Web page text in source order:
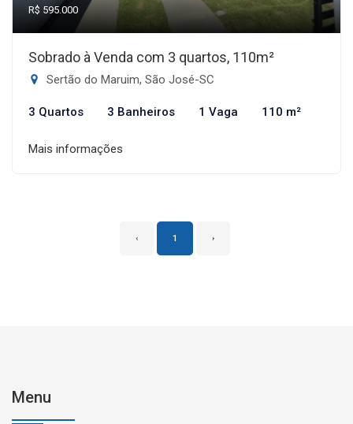
R$ 595.000
Sobrado à Venda com 3 quartos, 110m²
Sertão do Maruim, São José-SC
3 Quartos 3 Banheiros 1 Vaga 110 m²
Mais informações
‹ 1 ›
Menu